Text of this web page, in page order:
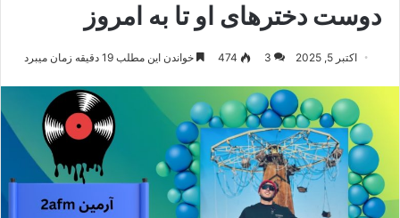
دوست دخترهای او تا به امروز
اکتبر 5, 2025 3
474 خواندن این مطلب 19 دقیقه زمان میبرد